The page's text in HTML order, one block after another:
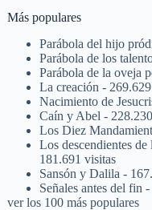
Más populares
Parábola del hijo
Parábola de los
Parábola de la oveja
La creación -
Nacimiento de
Caín y Abel -
Los Diez
Los descendientes
181.691 visitas
Sansón y Dalila -
Señales antes del fin -
ver los 100 más populares